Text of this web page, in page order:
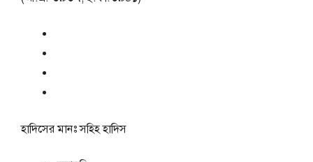
হাদিসের মানঃসহিহ হাদিস